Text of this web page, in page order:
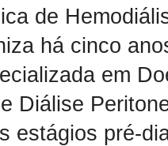
de
há cinco
em
Diálise
estágios pré-